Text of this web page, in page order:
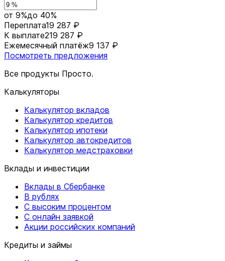
от 9%до 40%
Переплата19 287 ₽
К выплате219 287 ₽
Ежемесячный платёж9 137 ₽
Посмотреть предложения
Все продукты Просто.
Калькуляторы
Калькулятор вкладов
Калькулятор кредитов
Калькулятор ипотеки
Калькулятор автокредитов
Калькулятор медстраховки
Вклады и инвестиции
Вклады в Сбербанке
В рублях
С высоким процентом
С онлайн заявкой
Акции российских компаний
Кредиты и займы